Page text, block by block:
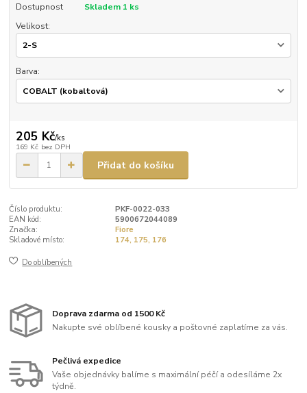
Dostupnost
Skladem 1 ks
Velikost:
Barva:
205 Kč/ks
169 Kč bez DPH
Přidat do košíku
Číslo produktu:
PKF-0022-033
EAN kód:
5900672044089
Značka:
Fiore
Skladové místo:
174, 175, 176
Do oblíbených
Doprava zdarma od 1500 Kč
Nakupte své oblíbené kousky a poštovné zaplatíme za vás.
Pečlivá expedice
Vaše objednávky balíme s maximální péčí a odesíláme 2x
týdně.